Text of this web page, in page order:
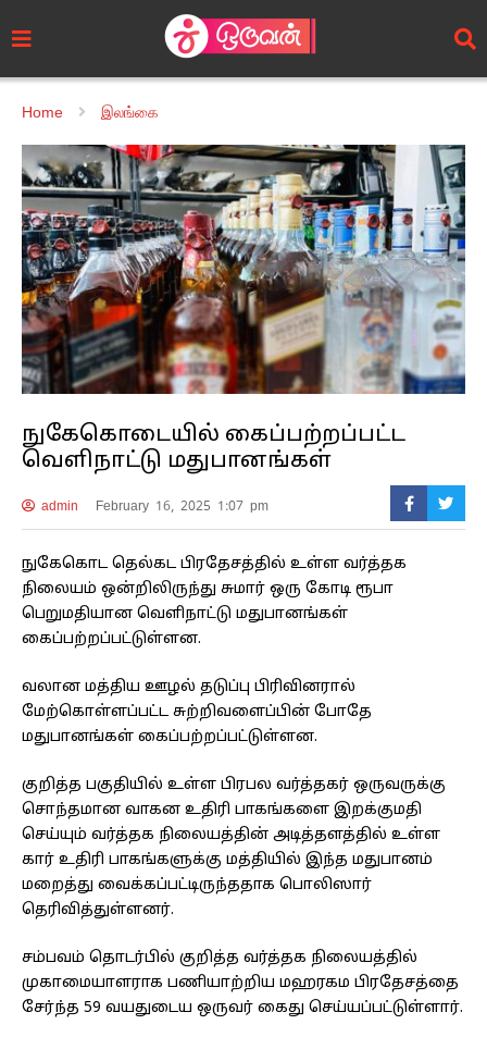
Home இலங்கை
நுகேகொடையில் கைப்பற்றப்பட்ட
வெளிநாட்டு மதுபானங்கள்
admin February 16, 2025 1:07 pm
நுகேகொட தெல்கட பிரதேசத்தில் உள்ள வர்த்தக
நிலையம் ஒன்றிலிருந்து சுமார் ஒரு கோடி ரூபா
பெறுமதியான வெளிநாட்டு மதுபானங்கள்
கைப்பற்றப்பட்டுள்ளன.
வலான மத்திய ஊழல் தடுப்பு பிரிவினரால்
மேற்கொள்ளப்பட்ட சுற்றிவளைப்பின் போதே
மதுபானங்கள் கைப்பற்றப்பட்டுள்ளன.
குறித்த பகுதியில் உள்ள பிரபல வர்த்தகர் ஒருவருக்கு
சொந்தமான வாகன உதிரி பாகங்களை இறக்குமதி
செய்யும் வர்த்தக நிலையத்தின் அடித்தளத்தில் உள்ள
கார் உதிரி பாகங்களுக்கு மத்தியில் இந்த மதுபானம்
மறைத்து வைக்கப்பட்டிருந்ததாக பொலிஸார்
தெரிவித்துள்ளனர்.
சம்பவம் தொடர்பில் குறித்த வர்த்தக நிலையத்தில்
முகாமையாளராக பணியாற்றிய மஹரகம பிரதேசத்தை
சேர்ந்த 59 வயதுடைய ஒருவர் கைது செய்யப்பட்டுள்ளார்.